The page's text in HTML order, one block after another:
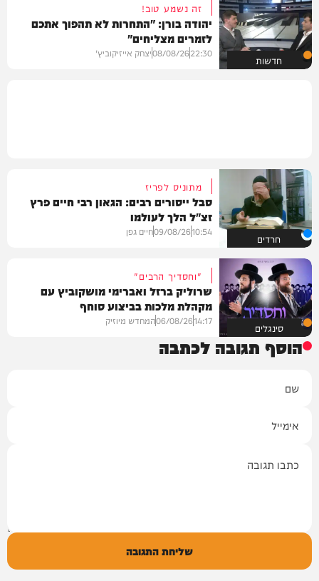
חדשות
זה נשמע טוב!
יהודה בורן: "התחרות לא תהפוך אתכם
לזמרים מצליחים"
22:30
08/08/26יצחק אייזיקוביץ'
חרדים
מתוניס לפריז
סבל ייסורים רבים: הגאון רבי חיים פרץ
זצ"ל הלך לעולמו
10:54
09/08/26חיים גפן
סינגלים
"וחסדיך הרבים"
שרוליק ברזל ואברימי מושקוביץ עם
מקהלת מלכות בביצוע סוחף
14:17
06/08/26המחדש מיוזיק
הוסף תגובה לכתבה
שליחת התגובה